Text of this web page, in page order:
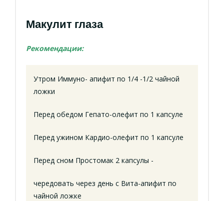
Макулит глаза
Рекомендации:
Утром Иммуно- апифит по 1/4 -1/2 чайной
ложки
Перед обедом Гепато-олефит по 1 капсуле
Перед ужином Кардио-олефит по 1 капсуле
Перед сном Простомак 2 капсулы -
чередовать через день с Вита-апифит по
чайной ложке